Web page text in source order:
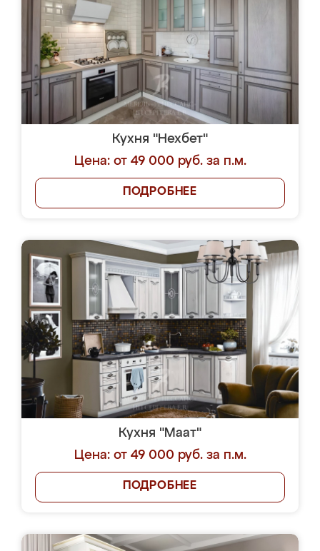
Кухня "Нехбет"
Цена: от 49 000 руб. за п.м.
ПОДРОБНЕЕ
Кухня "Маат"
Цена: от 49 000 руб. за п.м.
ПОДРОБНЕЕ